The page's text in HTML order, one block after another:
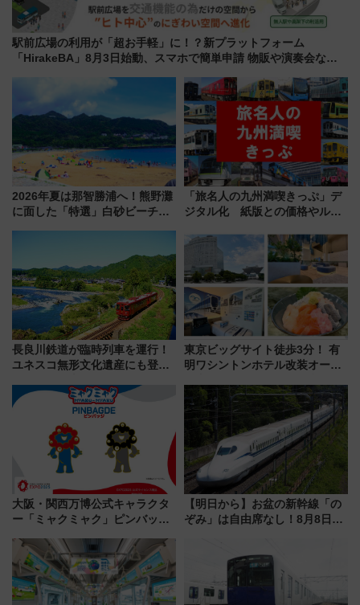
駅前広場の利用が「超お手軽」に！？新プラットフォーム
「HirakeBA」8月3日始動、スマホで簡単申請 物販や演奏会など
2026年夏は那智勝浦へ！熊野灘
に面した「特選」白砂ビーチは
「旅名人の九州満喫きっぷ」デ
ジタル化 紙版との価格やルー
長良川鉄道が臨時列車を運行！
ユネスコ無形文化遺産にも登録
に 乗車には予約が必要
東京ビッグサイト徒歩3分！ 有
明ワシントンホテル改装オープ
客室」や海鮮丼が人気の朝食ビ
ュッフェを現地レポ
大阪・関西万博公式キャラクタ
ー「ミャクミャク」ピンバッジ
中旬発売
【明日から】お盆の新幹線「の
ぞみ」は自由席なし！8月8日午
雑避ける「空席」探しのコツ